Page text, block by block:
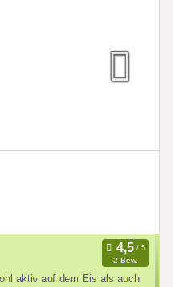
2 Bew.
aktiv auf dem Eis als auch